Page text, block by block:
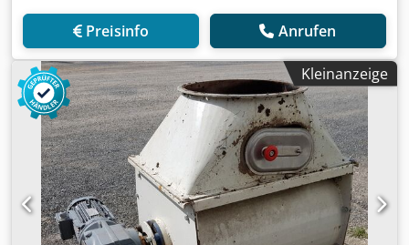
Preisinfo Anrufen
Kleinanzeige